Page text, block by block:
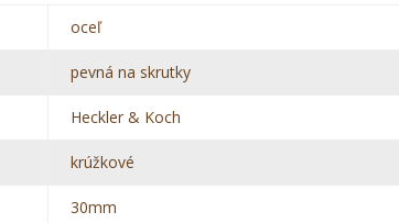
oceľ
pevná na skrutky
Heckler & Koch
krúžkové
30mm